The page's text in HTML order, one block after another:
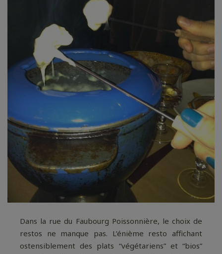
Dans la rue du Faubourg Poissonnière, le choix de
restos ne manque pas. L’énième resto affichant
ostensiblement des plats “végétariens” et “bios”